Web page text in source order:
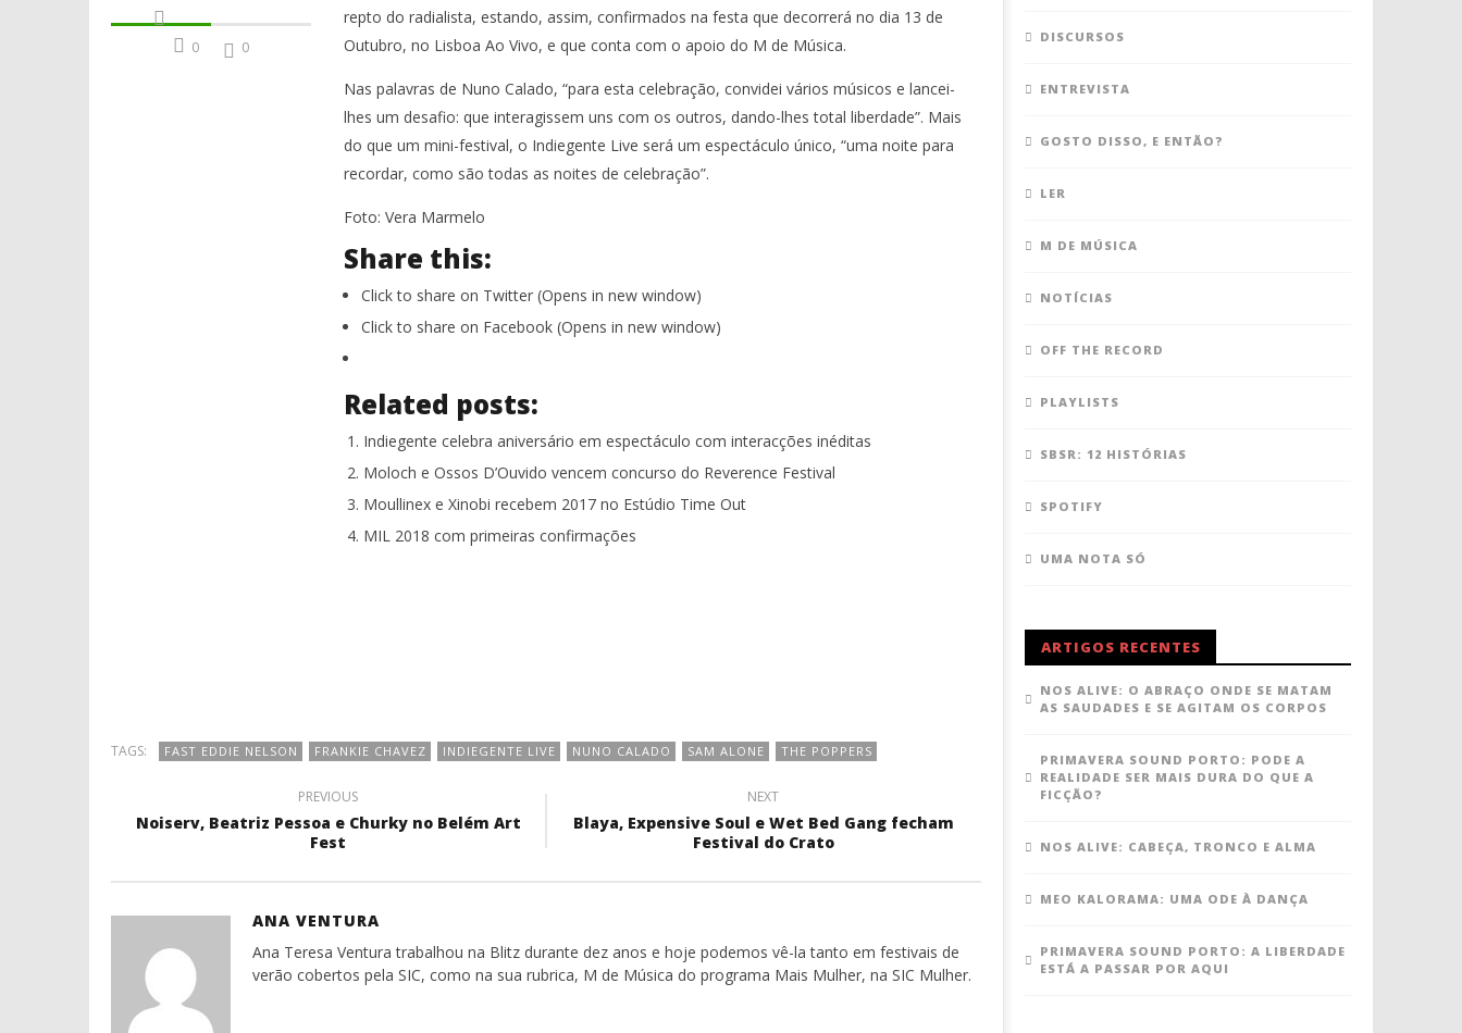
0 0
repto do radialista, estando, assim, confirmados na festa que decorrerá no dia 13 de
Outubro, no Lisboa Ao Vivo, e que conta com o apoio do M de Música.
Nas palavras de Nuno Calado, “para esta celebração, convidei vários músicos e lancei-
lhes um desafio: que interagissem uns com os outros, dando-lhes total liberdade”. Mais
do que um mini-festival, o Indiegente Live será um espectáculo único, “uma noite para
recordar, como são todas as noites de celebração”.
Foto: Vera Marmelo
Share this:
Click to share on Twitter (Opens in new window)
Click to share on Facebook (Opens in new window)
Related posts:
Indiegente celebra aniversário em espectáculo com interacções inéditas
Moloch e Ossos D’Ouvido vencem concurso do Reverence Festival
Moullinex e Xinobi recebem 2017 no Estúdio Time Out
MIL 2018 com primeiras confirmações
TAGS: FAST EDDIE NELSON FRANKIE CHAVEZ INDIEGENTE LIVE NUNO CALADO SAM ALONE THE POPPERS
PREVIOUS
Noiserv, Beatriz Pessoa e Churky no Belém Art
Fest
NEXT
Blaya, Expensive Soul e Wet Bed Gang fecham
Festival do Crato
ANA VENTURA
Ana Teresa Ventura trabalhou na Blitz durante dez anos e hoje podemos vê-la tanto em festivais de
verão cobertos pela SIC, como na sua rubrica, M de Música do programa Mais Mulher, na SIC Mulher.
DISCURSOS
ENTREVISTA
GOSTO DISSO, E ENTÃO?
LER
M DE MÚSICA
NOTÍCIAS
OFF THE RECORD
PLAYLISTS
SBSR: 12 HISTÓRIAS
SPOTIFY
UMA NOTA SÓ
ARTIGOS RECENTES
NOS ALIVE: O ABRAÇO ONDE SE MATAM
AS SAUDADES E SE AGITAM OS CORPOS
PRIMAVERA SOUND PORTO: PODE A
REALIDADE SER MAIS DURA DO QUE A
FICÇÃO?
NOS ALIVE: CABEÇA, TRONCO E ALMA
MEO KALORAMA: UMA ODE À DANÇA
PRIMAVERA SOUND PORTO: A LIBERDADE
ESTÁ A PASSAR POR AQUI